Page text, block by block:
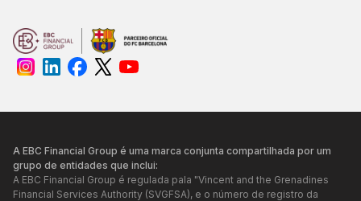
A EBC Financial Group é uma marca conjunta compartilhada por um
grupo de entidades que inclui:
A EBC Financial Group é regulada pala "Vincent and the Grenadines
Financial Services Authority (SVGFSA), e o número de registro da